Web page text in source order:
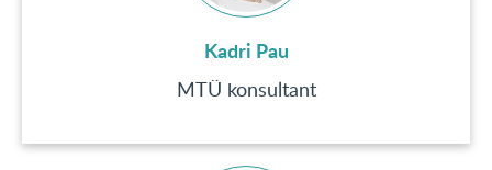
Kadri Pau
MTÜ konsultant